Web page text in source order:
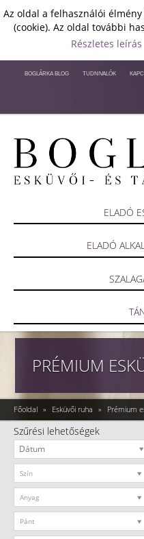
Az oldal a felhasználói
(cookie). Az oldal további
Részletes leírás
TUDNIVALÓK
BOGLÁRKA BLOG
ELADÓ
ELADÓ
PRÉMIUM
Főoldal » Esküvői ruha » Prémium
Szűrési lehetőségek
Szín
Anyag
Pánt